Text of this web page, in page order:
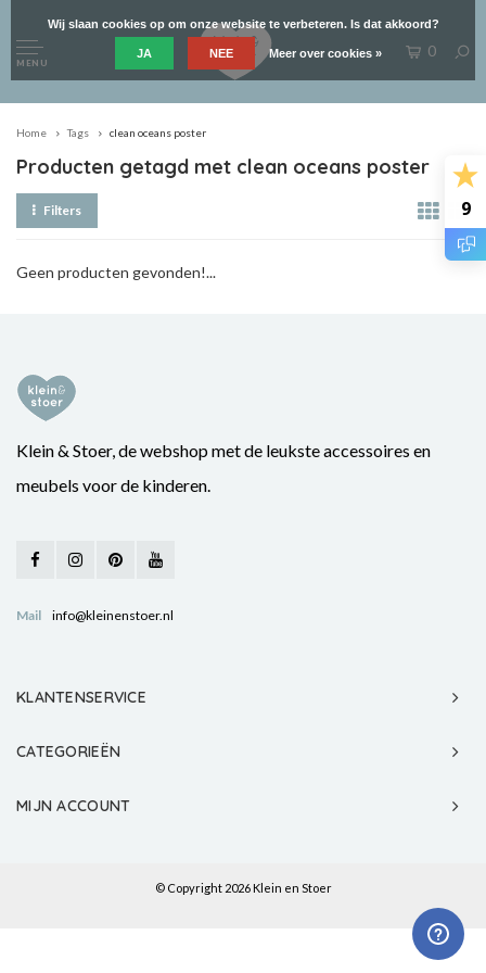
9
MENU
0
Home Tags clean oceans poster
Producten getagd met clean oceans poster
Filters
Geen producten gevonden!...
Klein & Stoer, de webshop met de leukste accessoires en
meubels voor de kinderen.
Mail info@kleinenstoer.nl
KLANTENSERVICE
CATEGORIEËN
MIJN ACCOUNT
© Copyright 2026 Klein en Stoer
Wij slaan cookies op om onze website te verbeteren. Is dat akkoord?
JA NEE Meer over cookies »